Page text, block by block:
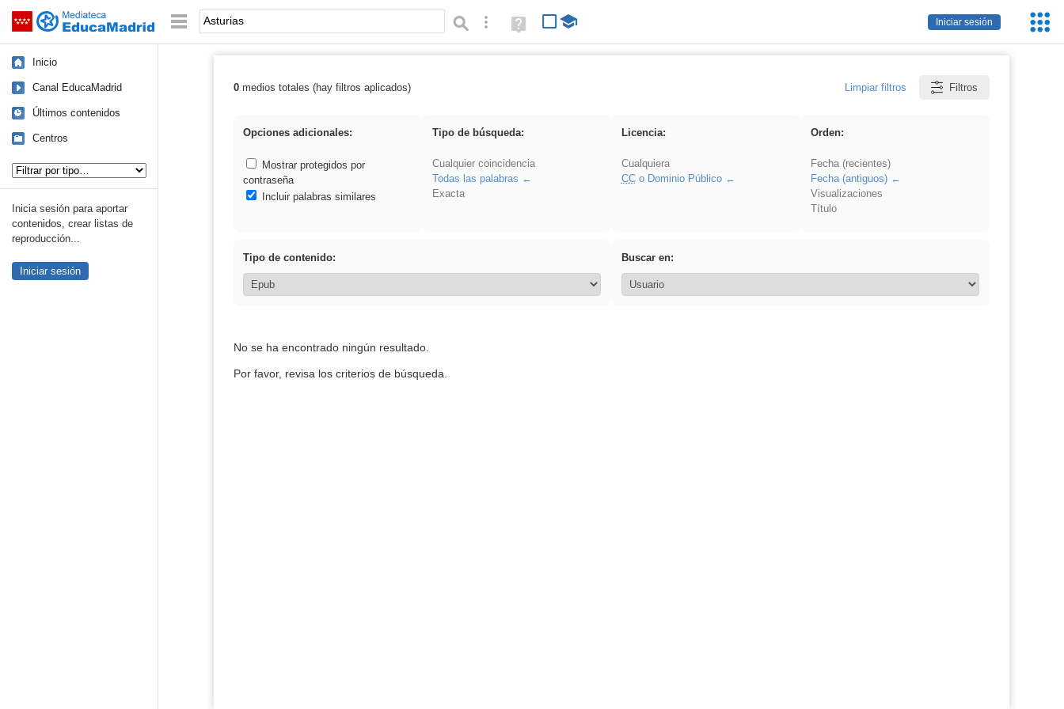
Saltar navegación
Iniciar sesión
Palabra o frase: Búsqueda avanzada
Ayuda
(en
Inicio
Canal EducaMadrid
Últimos contenidos
Centros
Inicia sesión para aportar
contenidos, crear listas de
reproducción...
Iniciar sesión
Resultados de: Asturias
0medios totales (hay filtros aplicados) Limpiar filtros Filtros
Opciones adicionales:
Mostrar protegidos por
contraseña
Incluir palabras similares
Tipo de búsqueda:
Cualquier coincidencia
Todas las palabras
Exacta
Licencia:
Cualquiera
CCo Dominio Público
Orden:
Fecha (recientes)
Fecha (antiguos)
Visualizaciones
Título
Tipo de contenido: Buscar en:
No se ha encontrado ningún resultado.
Por favor, revisa los criterios de búsqueda.